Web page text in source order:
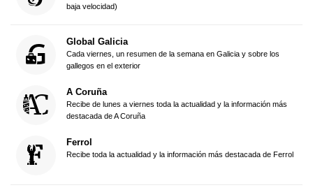
baja velocidad)
Global Galicia
Cada viernes, un resumen de la semana en Galicia y sobre los
gallegos en el exterior
A Coruña
Recibe de lunes a viernes toda la actualidad y la información más
destacada de A Coruña
Ferrol
Recibe toda la actualidad y la información más destacada de Ferrol